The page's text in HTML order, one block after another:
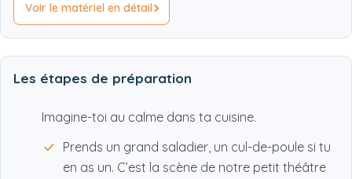
Voir le matériel en détail
Les étapes de préparation
Imagine-toi au calme dans ta cuisine.
Prends un grand saladier, un cul-de-poule si tu
en as un. C’est la scène de notre petit théâtre